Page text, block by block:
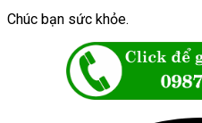
Chúc bạn sức khỏe.